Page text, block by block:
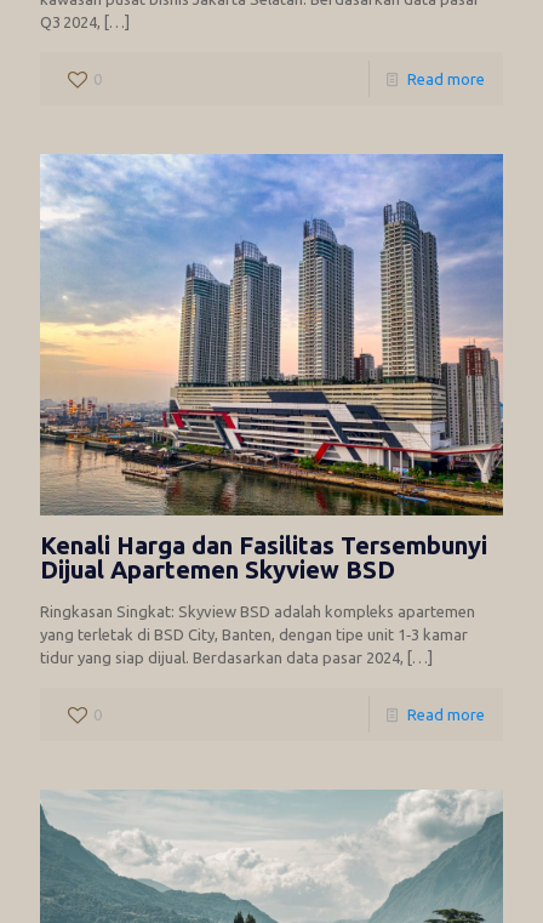
Q3 2024, […]
0 Read more
Kenali Harga dan Fasilitas Tersembunyi
Dijual Apartemen Skyview BSD
Ringkasan Singkat: Skyview BSD adalah kompleks apartemen
yang terletak di BSD City, Banten, dengan tipe unit 1‑3 kamar
tidur yang siap dijual. Berdasarkan data pasar 2024, […]
0 Read more